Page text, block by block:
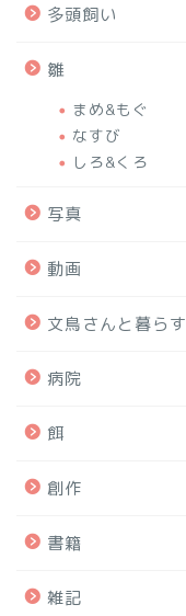
多頭飼い
雛
まめ&もぐ
なすび
しろ&くろ
写真
動画
文鳥さんと暮ら
病院
餌
創作
書籍
雑記